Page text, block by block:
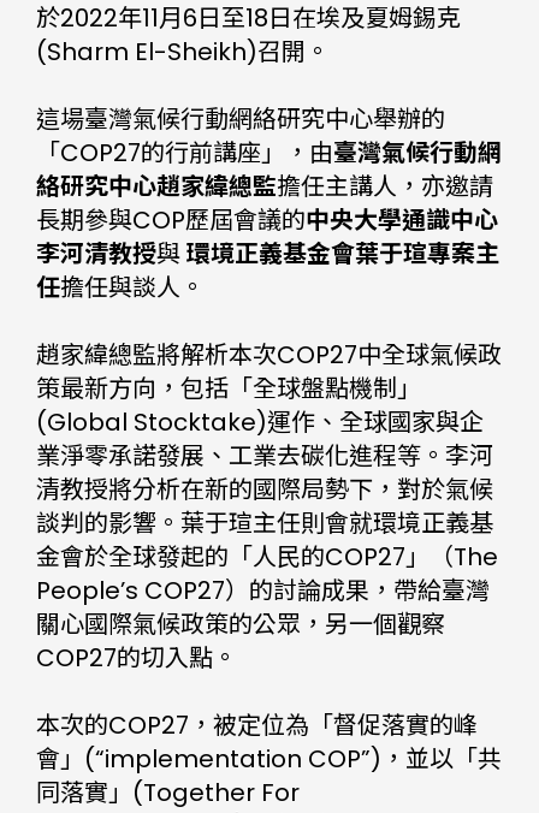
於2022年11月6日至18日在埃及夏姆錫克
(Sharm El-Sheikh)召開。
這場臺灣氣候行動網絡研究中心舉辦的
「COP27的行前講座」，由臺灣氣候行動網
絡研究中心趙家緯總監擔任主講人，亦邀請
長期參與COP歷屆會議的中央大學通識中心
李河清教授與環境正義基金會葉于瑄專案主
任擔任與談人。
趙家緯總監將解析本次COP27中全球氣候政
策最新方向，包括「全球盤點機制」
(Global Stocktake)運作、全球國家與企
業淨零承諾發展、工業去碳化進程等。李河
清教授將分析在新的國際局勢下，對於氣候
談判的影響。葉于瑄主任則會就環境正義基
金會於全球發起的「人民的COP27」（The
People’s COP27）的討論成果，帶給臺灣
關心國際氣候政策的公眾，另一個觀察
COP27的切入點。
本次的COP27，被定位為「督促落實的峰
會」(“implementation COP”)，並以「共
同落實」(Together For